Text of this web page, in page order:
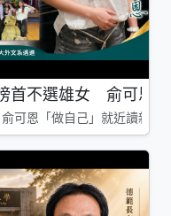
首不選雄女 俞可恩
可恩「做自己」就近讀新莊